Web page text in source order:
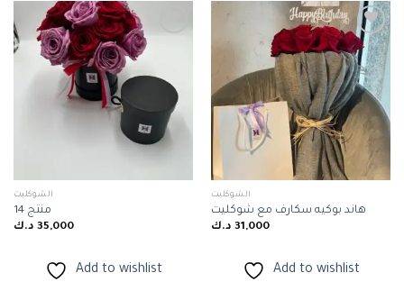
Add to
wishlist
الشوكليت
منتج 14
35,000 د.ك
Add to wishlist
Add to
wishlist
الشوكليت
هاند بوكيه سكارف مع شوكليت
31,000 د.ك
Add to wishlist